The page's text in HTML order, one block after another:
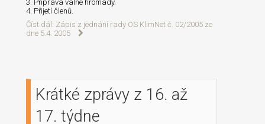
3. Příprava valné hromady.
4. Přijetí členů.
Číst dál: Zápis z jednání rady OS KlimNet č. 02/2005 ze
dne 5.4. 2005
Krátké zprávy z 16. až
17. týdne